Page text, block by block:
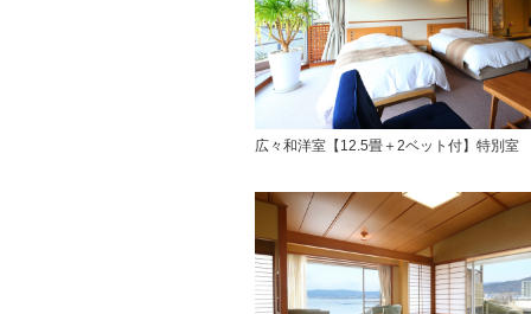
広々和洋室【12.5畳＋2ベット付】特別室